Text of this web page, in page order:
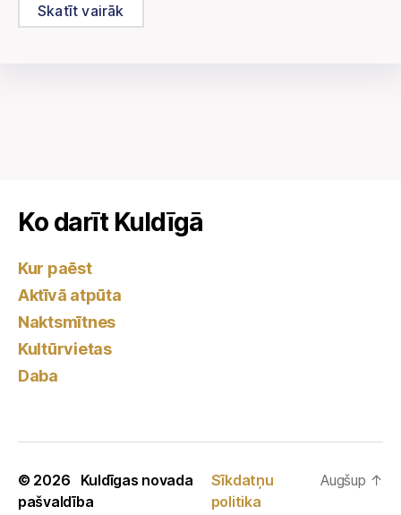
Skatīt vairāk
Ko darīt Kuldīgā
Kur paēst
Aktīvā atpūta
Naktsmītnes
Kultūrvietas
Daba
© 2026 Kuldīgas novada
pašvaldība
Sīkdatņu
politika
Augšup ↑